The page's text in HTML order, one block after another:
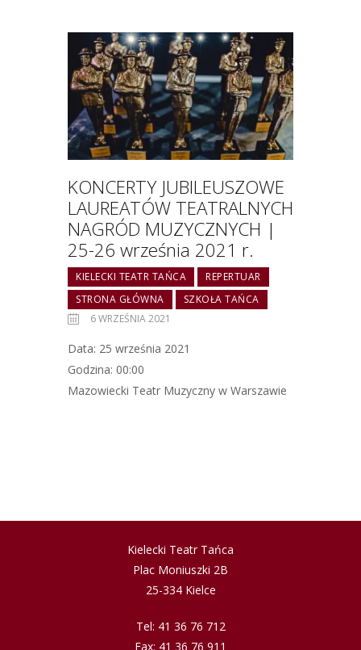
KONCERTY JUBILEUSZOWE
LAUREATÓW TEATRALNYCH
NAGRÓD MUZYCZNYCH |
25-26 września 2021 r.
KIELECKI TEATR TAŃCA
REPERTUAR
STRONA GŁÓWNA
SZKOŁA TAŃCA
6 WRZEŚNIA 2021
Data: 25 września 2021
Godzina: 00:00
Mazowiecki Teatr Muzyczny w Warszawie
Kielecki Teatr Tańca
Plac Moniuszki 2B
25-334 Kielce
Tel: 41 36 76 712
Fax: 41 36 76 911